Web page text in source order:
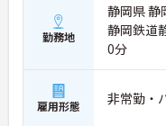
勤務地
静岡県 静
静岡鉄道
0分
雇用形態 非常勤・